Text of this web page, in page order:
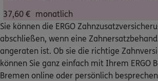
Bequem online oder
Service
37,60 € monatlich
Sie können die ERGO
abschließen, wenn eine
angeraten ist. Ob sie die richtige
können Sie ganz einfach mit Ihrem ERGO
Bremen online oder persönlich